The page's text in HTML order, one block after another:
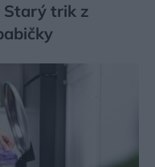
Starý trik z